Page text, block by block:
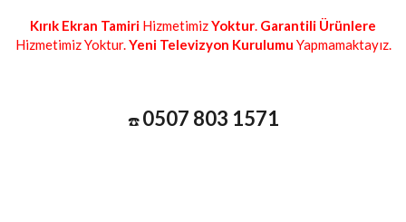
Kırık Ekran Tamiri HizmetimizYoktur. Garantili Ürünlere
Hizmetimiz Yoktur.Yeni Televizyon Kurulumu Yapmamaktayız.
☎️ 0507 803 1571